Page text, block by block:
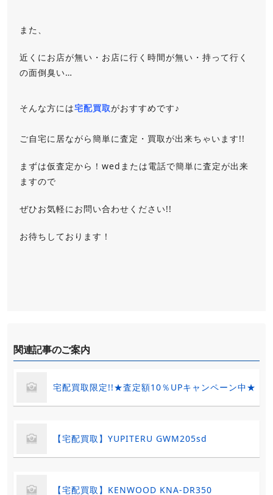
また、
近くにお店が無い・お店に行く時間が無い・持って行く
の面倒臭い…
そんな方には宅配買取がおすすめです♪
ご自宅に居ながら簡単に査定・買取が出来ちゃいます!!
まずは仮査定から！wedまたは電話で簡単に査定が出来
ますので
ぜひお気軽にお問い合わせください!!
お待ちしております！
関連記事のご案内
宅配買取限定!!★査定額10％UPキャンペーン中★
【宅配買取】YUPITERU GWM205sd
【宅配買取】KENWOOD KNA-DR350